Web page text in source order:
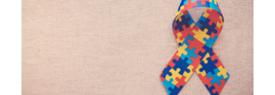
O transtorno do espectro autista – ou autismo – é
uma condição de saúde neurológica que se
caracteriza por deficiências no desenvolvimento de
habilidades socioemocionais, da linguagem e a da
atenção compartilhada.